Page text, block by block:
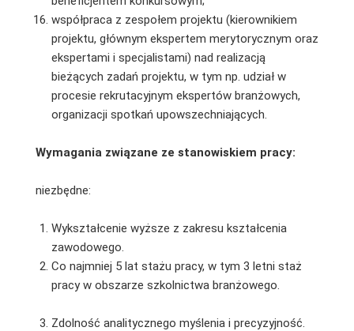
współpraca z zespołem projektu (kierownikiem
projektu, głównym ekspertem merytorycznym oraz
ekspertami i specjalistami) nad realizacją
bieżących zadań projektu, w tym np. udział w
procesie rekrutacyjnym ekspertów branżowych,
organizacji spotkań upowszechniających.
Wymagania związane ze stanowiskiem pracy:
niezbędne:
Wykształcenie wyższe z zakresu kształcenia
zawodowego.
Co najmniej 5 lat stażu pracy, w tym 3 letni staż
pracy w obszarze szkolnictwa branżowego.
Zdolność analitycznego myślenia i precyzyjność.